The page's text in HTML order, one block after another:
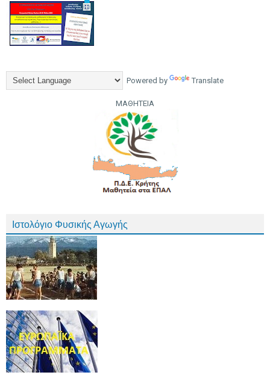
Powered by Translate
ΜΑΘΗΤΕΙΑ
Ιστολόγιο Φυσικής Αγωγής